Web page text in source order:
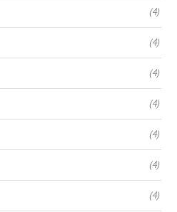
(4)
(4)
(4)
(4)
(4)
(4)
(4)